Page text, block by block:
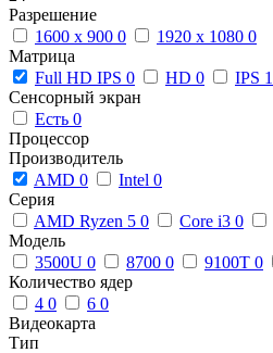
Разрешение
1600 x 900 0 1920 x 1080 0
Матрица
Full HD IPS 0 HD 0 IPS 1
Сенсорный экран
Есть 0
Процессор
Производитель
AMD 0 Intel 0
Серия
AMD Ryzen 5 0 Core i3 0
Модель
3500U 0 8700 0 9100T 0
Количество ядер
4 0 6 0
Видеокарта
Тип